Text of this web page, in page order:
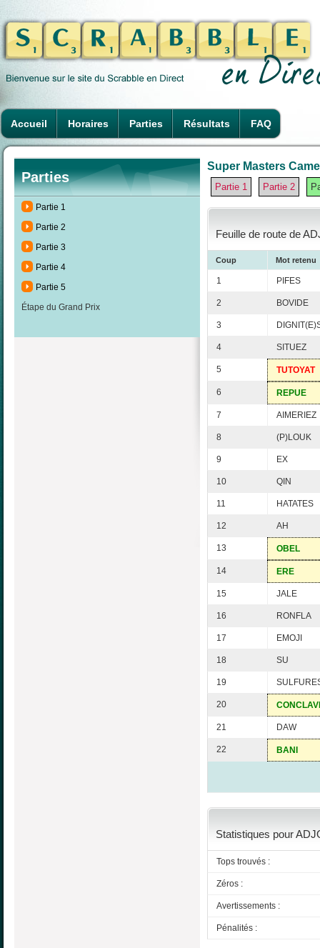
Accueil Horaires Parties Résultats FAQ
Parties
Partie 1
Partie 2
Partie 3
Partie 4
Partie 5
Étape du Grand Prix
Super Masters
Partie 1 Partie 2
Feuille de route de
Coup Mot retenu
1 PIFES
2 BOVIDE
3
4 SITUEZ
5 TUTOYAT
6 REPUE
7 AIMERIEZ
8 (P)LOUK
9 EX
10 QIN
11 HATATES
12 AH
13 OBEL
14 ERE
15 JALE
16 RONFLA
17 EMOJI
18 SU
19
20
21 DAW
22 BANI
Statistiques pour
Tops trouvés :
Zéros :
Avertissements :
Pénalités :